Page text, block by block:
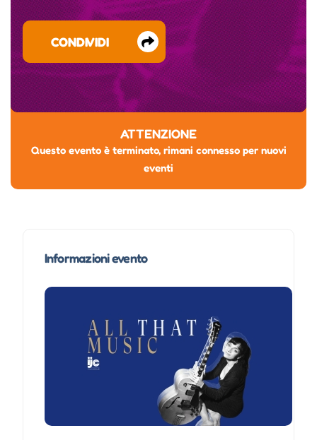
CONDIVIDI
ATTENZIONE
Questo evento è terminato, rimani connesso per nuovi
eventi
Informazioni evento